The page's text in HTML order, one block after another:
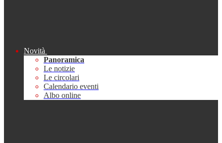
Novità
Panoramica
Le notizie
Le circolari
Calendario eventi
Albo online